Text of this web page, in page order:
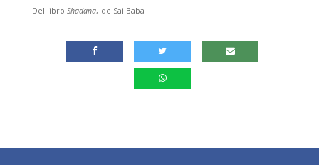
Del libro Shadana, de Sai Baba